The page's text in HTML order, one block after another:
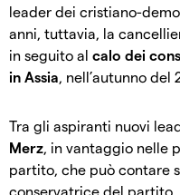
leader dei cristiano-
anni, tuttavia, la
in seguito al calo dei
in Assia, nell’autunno del
Tra gli aspiranti nuovi
Merz, in vantaggio nelle
partito, che può contare
conservatrice del